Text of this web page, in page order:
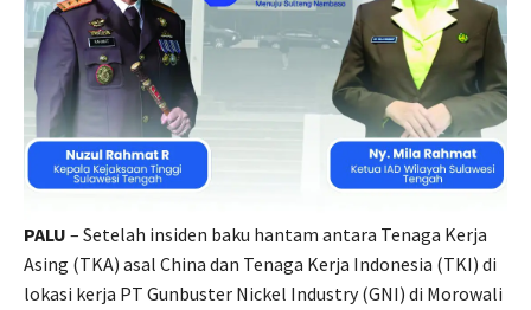
PALU – Setelah insiden baku hantam antara Tenaga Kerja
Asing (TKA) asal China dan Tenaga Kerja Indonesia (TKI) di
lokasi kerja PT Gunbuster Nickel Industry (GNI) di Morowali